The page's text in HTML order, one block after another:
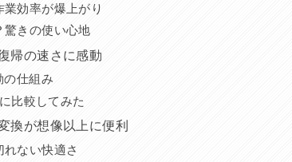
効率が爆上がり
驚きの使い心地
帰の速さに感動
の仕組み
比較してみた
換が想像以上に便利
ない快適さ